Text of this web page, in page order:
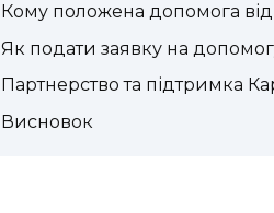
Кому положена допомога від
Як подати заявку на
Партнерство та підтримка
Висновок